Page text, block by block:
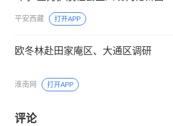
平安西藏 打开APP
欧冬林赴田家庵区、大通区调研
淮南网 打开APP
评论